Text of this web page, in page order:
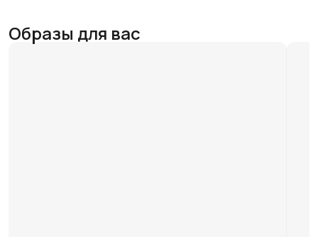
Образы для вас